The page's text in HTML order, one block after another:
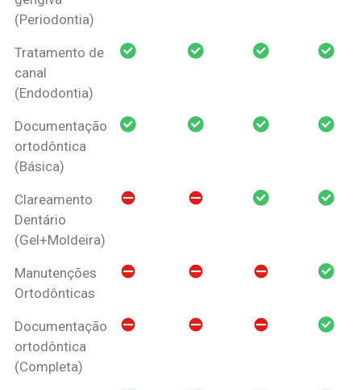
(Periodontia)
Tratamento de
canal
(Endodontia)
Documentação
ortodôntica
(Básica)
Clareamento
Dentário
(Gel+Moldeira)
Manutenções
Ortodônticas
Documentação
ortodôntica
(Completa)